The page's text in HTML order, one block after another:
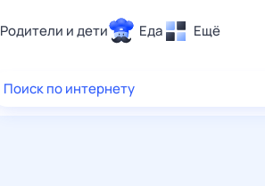
Родители и дети Еда Ещё
Здоровье
Поиск по интернету